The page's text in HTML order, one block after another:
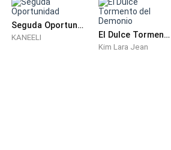
Seguda Oportunidad
KANEELI El Dulce Tormento del Demonio
Kim Lara Jean